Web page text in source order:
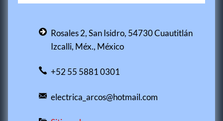
Rosales 2, San Isidro, 54730 Cuautitlán
Izcalli, Méx., México
+52 55 5881 0301
electrica_arcos@hotmail.com